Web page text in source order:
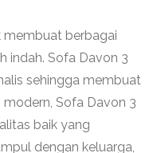
membuat berbagai
indah. Sofa Davon 3
sehingga membuat
Sofa Davon 3
baik yang
dengan keluarga,